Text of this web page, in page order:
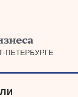
ПЕТЕРБУРГЕ